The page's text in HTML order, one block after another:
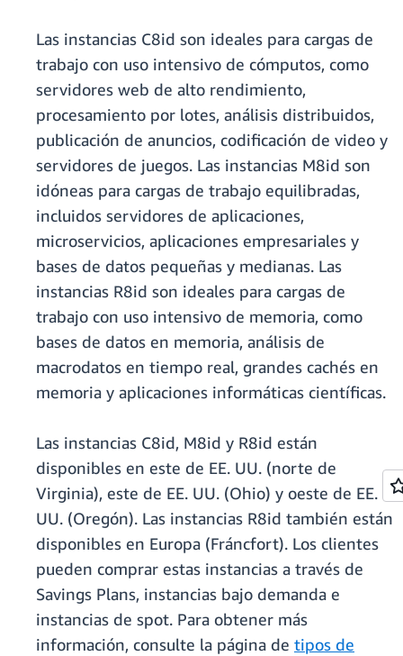
Las instancias C8id son ideales para cargas de
trabajo con uso intensivo de cómputos, como
servidores web de alto rendimiento,
procesamiento por lotes, análisis distribuidos,
publicación de anuncios, codificación de video y
servidores de juegos. Las instancias M8id son
idóneas para cargas de trabajo equilibradas,
incluidos servidores de aplicaciones,
microservicios, aplicaciones empresariales y
bases de datos pequeñas y medianas. Las
instancias R8id son ideales para cargas de
trabajo con uso intensivo de memoria, como
bases de datos en memoria, análisis de
macrodatos en tiempo real, grandes cachés en
memoria y aplicaciones informáticas científicas.
Las instancias C8id, M8id y R8id están
disponibles en este de EE. UU. (norte de
Virginia), este de EE. UU. (Ohio) y oeste de EE.
UU. (Oregón). Las instancias R8id también están
disponibles en Europa (Fráncfort). Los clientes
pueden comprar estas instancias a través de
Savings Plans, instancias bajo demanda e
instancias de spot. Para obtener más
información, consulte la página de tipos de